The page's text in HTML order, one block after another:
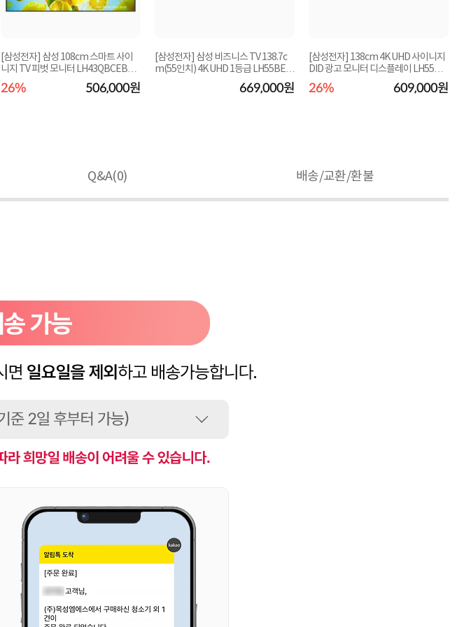
[삼성전자] 삼성 108cm 스마트 사이
니지 TV 피벗 모니터 LH43QBCEBGC
XKR [본체]
26% 506,000원
[삼성전자] 삼성 비즈니스 TV 138.7c
m(55인치) 4K UHD 1등급 LH55BEF
669,000원
[삼성전자] 138cm 4K UHD 사이니지
DID 광고 모니터 디스플레이 LH55QE
26% 609,000원
Q&A(0) 배송/교환/환불